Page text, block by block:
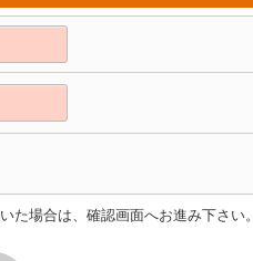
た場合は、確認画面へお進み下さい。